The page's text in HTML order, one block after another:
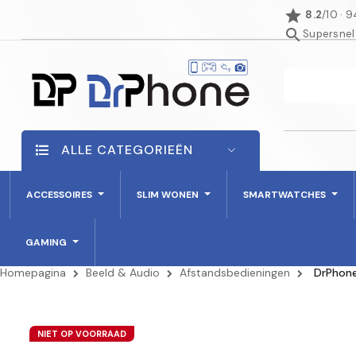
star 8.2/10 ·
search
ALLE CATEGORIEËN
ACCESSOIRES SLIM WONEN SMARTWATCHES
GAMING
Homepagina Beeld & Audio Afstandsbedieningen
NIET OP VOORRAAD